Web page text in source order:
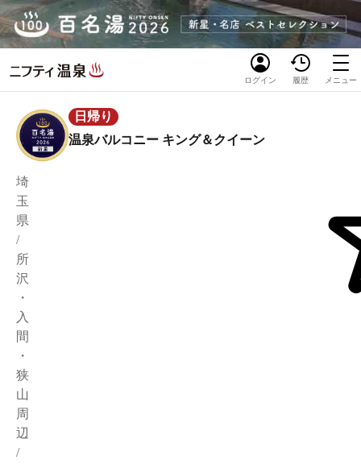
ログイン 履歴 メニュー
日帰り
温泉バルコニー キング＆クイーン
埼
玉
県
/
所
沢
・
入
間
・
狭
山
周
辺
/